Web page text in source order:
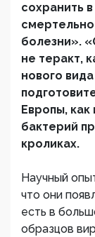
сохранить
болезни».
не теракт,
нового
Европы,
бактерий
кроликах.
Научный
что они
есть в
образцов